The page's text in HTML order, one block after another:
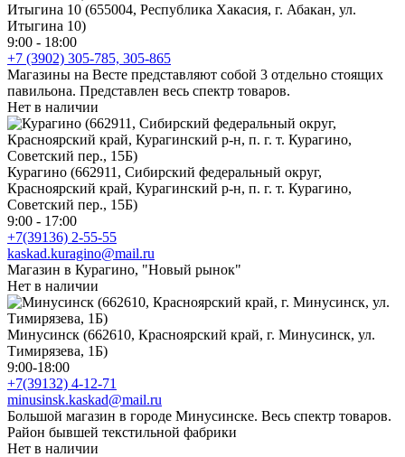
Итыгина 10 (655004, Республика Хакасия, г. Абакан, ул.
Итыгина 10)
9:00 - 18:00
+7 (3902) 305-785, 305-865
Магазины на Весте представляют собой 3 отдельно стоящих
павильона. Представлен весь спектр товаров.
Нет в наличии
Курагино (662911, Сибирский федеральный округ,
Красноярский край, Курагинский р-н, п. г. т. Курагино,
Советский пер., 15Б)
9:00 - 17:00
+7(39136) 2-55-55
kaskad.kuragino@mail.ru
Магазин в Курагино, "Новый рынок"
Нет в наличии
Минусинск (662610, Красноярский край, г. Минусинск, ул.
Тимирязева, 1Б)
9:00-18:00
+7(39132) 4-12-71
minusinsk.kaskad@mail.ru
Большой магазин в городе Минусинске. Весь спектр товаров.
Район бывшей текстильной фабрики
Нет в наличии